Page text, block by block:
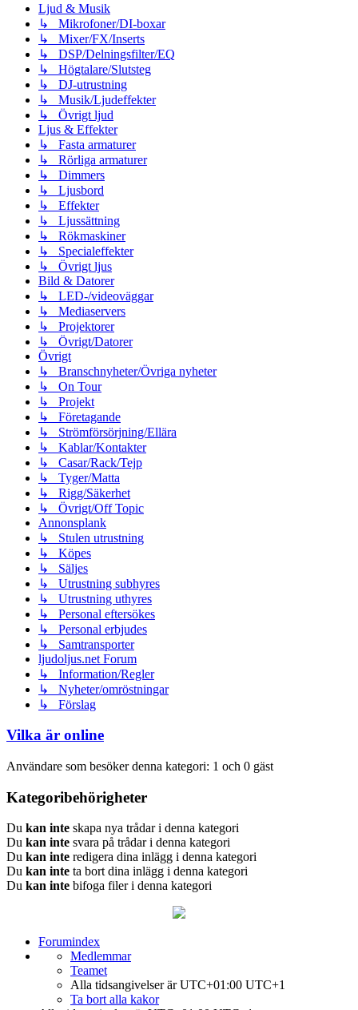
Ljud & Musik
↳ Mikrofoner/DI-boxar
↳ Mixer/FX/Inserts
↳ DSP/Delningsfilter/EQ
↳ Högtalare/Slutsteg
↳ DJ-utrustning
↳ Musik/Ljudeffekter
↳ Övrigt ljud
Ljus & Effekter
↳ Fasta armaturer
↳ Rörliga armaturer
↳ Dimmers
↳ Ljusbord
↳ Effekter
↳ Ljussättning
↳ Rökmaskiner
↳ Specialeffekter
↳ Övrigt ljus
Bild & Datorer
↳ LED-/videoväggar
↳ Mediaservers
↳ Projektorer
↳ Övrigt/Datorer
Övrigt
↳ Branschnyheter/Övriga nyheter
↳ On Tour
↳ Projekt
↳ Företagande
↳ Strömförsörjning/Ellära
↳ Kablar/Kontakter
↳ Casar/Rack/Tejp
↳ Tyger/Matta
↳ Rigg/Säkerhet
↳ Övrigt/Off Topic
Annonsplank
↳ Stulen utrustning
↳ Köpes
↳ Säljes
↳ Utrustning subhyres
↳ Utrustning uthyres
↳ Personal eftersökes
↳ Personal erbjudes
↳ Samtransporter
ljudoljus.net Forum
↳ Information/Regler
↳ Nyheter/omröstningar
↳ Förslag
Vilka är online
Användare som besöker denna kategori: 1 och 0 gäst
Kategoribehörigheter
Du kan inte skapa nya trådar i denna kategori
Du kan inte svara på trådar i denna kategori
Du kan inte redigera dina inlägg i denna kategori
Du kan inte ta bort dina inlägg i denna kategori
Du kan inte bifoga filer i denna kategori
Forumindex
Medlemmar
Teamet
Alla tidsangivelser är UTC+01:00 UTC+1
Ta bort alla kakor